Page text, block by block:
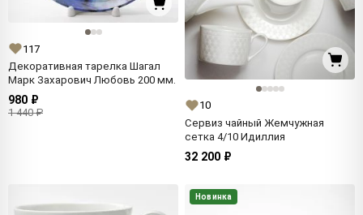
117
Декоративная тарелка Шагал
Марк Захарович Любовь 200 мм.
980 ₽
1 440 ₽
10
Сервиз чайный Жемчужная
сетка 4/10 Идиллия
32 200 ₽
Новинка